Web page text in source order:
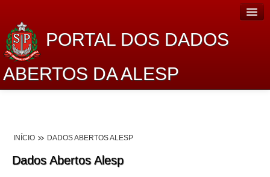
PORTAL DOS DADOS
ABERTOS DA ALESP
Lei de Acesso à Informação
INÍCIO DADOS ABERTOS ALESP
Dados Abertos Alesp